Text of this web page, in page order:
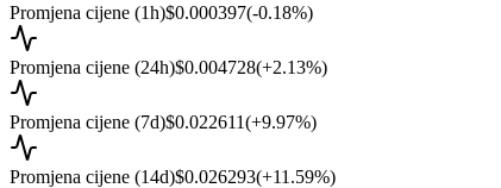
Promjena cijene (1h)$0.000397(-0.18%)
Promjena cijene (24h)$0.004728(+2.13%)
Promjena cijene (7d)$0.022611(+9.97%)
Promjena cijene (14d)$0.026293(+11.59%)